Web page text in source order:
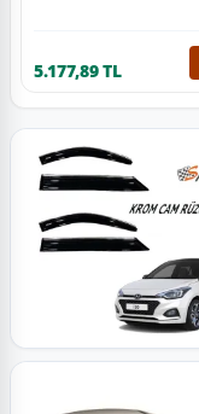
5.177,89 TL